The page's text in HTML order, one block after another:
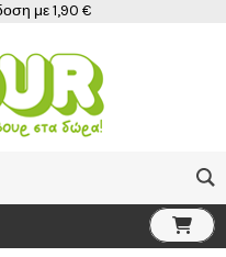
με 1,90 €